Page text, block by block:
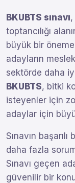
BKUBTS sınavı,
toptancılığı
büyük bir öneme
adayların
sektörde daha
BKUBTS, bitki
isteyenler için
adaylar için
Sınavın
daha fazla
Sınavı geçen
güvenilir bir